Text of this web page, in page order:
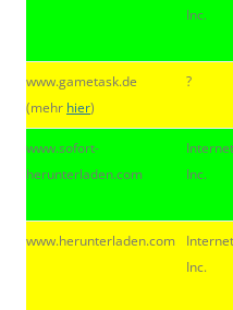
Inc.
www.gametask.de
(mehr hier)
?
www.sofort-
herunterladen.com
Inc.
www.herunterladen.com
Inc.